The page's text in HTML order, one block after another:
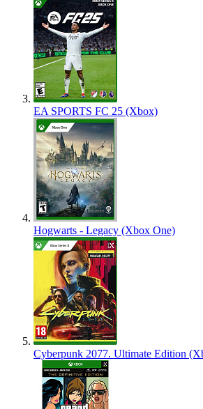
EA SPORTS FC 25 (Xbox)
Hogwarts - Legacy (Xbox One)
Cyberpunk 2077. Ultimate Edition